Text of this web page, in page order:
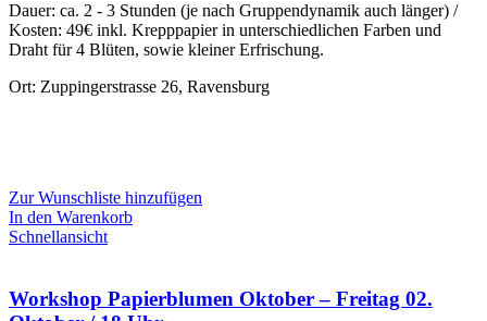
Dauer: ca. 2 - 3 Stunden (je nach Gruppendynamik auch länger) /
Kosten: 49€ inkl. Krepppapier in unterschiedlichen Farben und
Draht für 4 Blüten, sowie kleiner Erfrischung.
Ort: Zuppingerstrasse 26, Ravensburg
Zur Wunschliste hinzufügen
In den Warenkorb
Schnellansicht
Workshop Papierblumen Oktober – Freitag 02.